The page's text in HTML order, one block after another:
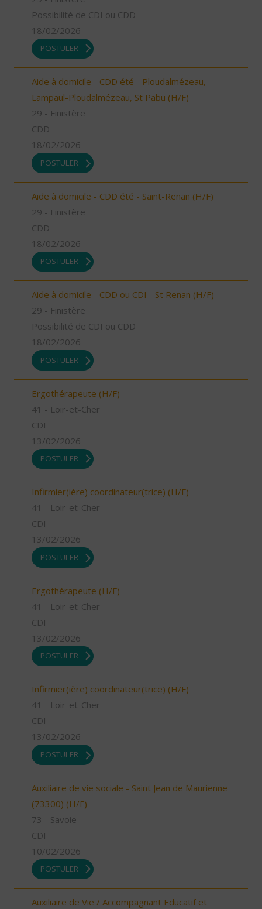
Possibilité de CDI ou CDD
18/02/2026
POSTULER
Aide à domicile - CDD été - Ploudalmézeau,
Lampaul-Ploudalmézeau, St Pabu (H/F)
29 - Finistère
CDD
18/02/2026
POSTULER
Aide à domicile - CDD été - Saint-Renan (H/F)
29 - Finistère
CDD
18/02/2026
POSTULER
Aide à domicile - CDD ou CDI - St Renan (H/F)
29 - Finistère
Possibilité de CDI ou CDD
18/02/2026
POSTULER
Ergothérapeute (H/F)
41 - Loir-et-Cher
CDI
13/02/2026
POSTULER
Infirmier(ière) coordinateur(trice) (H/F)
41 - Loir-et-Cher
CDI
13/02/2026
POSTULER
Ergothérapeute (H/F)
41 - Loir-et-Cher
CDI
13/02/2026
POSTULER
Infirmier(ière) coordinateur(trice) (H/F)
41 - Loir-et-Cher
CDI
13/02/2026
POSTULER
Auxiliaire de vie sociale - Saint Jean de Maurienne
(73300) (H/F)
73 - Savoie
CDI
10/02/2026
POSTULER
Auxiliaire de Vie / Accompagnant Educatif et